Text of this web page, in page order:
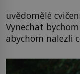
uvědomělé
Vynechat
abychom nalezli